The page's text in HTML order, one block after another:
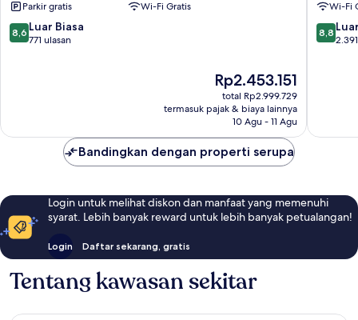
Kota
Athena
Parkir gratis
Wi-Fi Gratis
8.6
dari
8,6 Luar Biasa
771 ulasan
Harga
sekarang
Rp2.453.151
Rp2.453.151
total Rp2.999.729
termasuk pajak & biaya lainnya
10 Agu - 11 Agu
Athena
Wi-Fi
8.8
dari
8,8
Bandingkan dengan properti serupa
Login untuk melihat diskon dan manfaat yang memenuhi
syarat. Lebih banyak reward untuk lebih banyak petualangan!
Login Daftar sekarang, gratis
Tentang kawasan sekitar